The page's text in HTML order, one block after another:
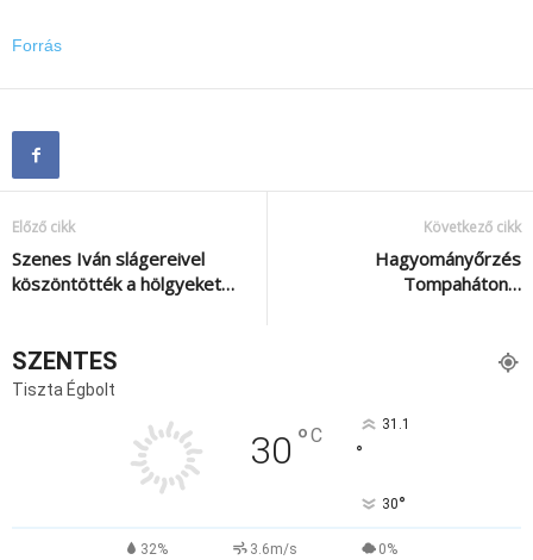
Forrás
Előző cikk
Szenes Iván slágereivel
köszöntötték a hölgyeket…
Következő cikk
Hagyományőrzés
Tompaháton…
SZENTES
Tiszta Égbolt
30 °C 31.1
°
30°
32% 3.6m/s 0%